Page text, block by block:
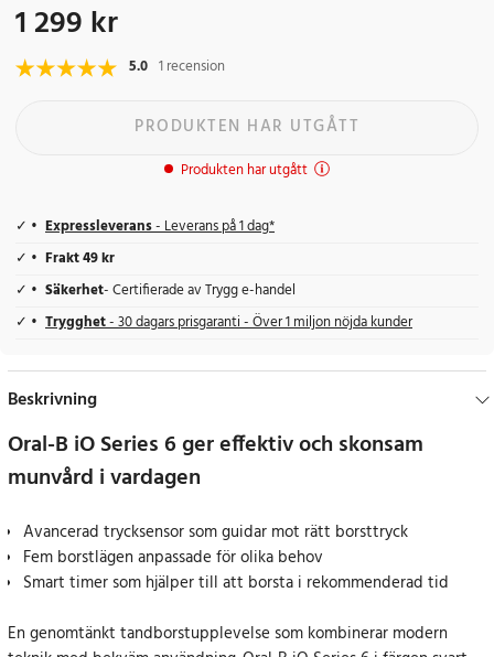
Pris:1 299 kr
1 299 kr
5.0 1 recension
PRODUKTEN HAR UTGÅTT
Produkten har utgått
Expressleverans- Leverans på 1 dag*
Frakt 49 kr
Säkerhet- Certifierade av Trygg e-handel
Trygghet- 30 dagars prisgaranti - Över 1 miljon nöjda kunder
Beskrivning
Oral-B iO Series 6 ger effektiv och skonsam
munvård i vardagen
Avancerad trycksensor som guidar mot rätt borsttryck
Fem borstlägen anpassade för olika behov
Smart timer som hjälper till att borsta i rekommenderad tid
En genomtänkt tandborstupplevelse som kombinerar modern